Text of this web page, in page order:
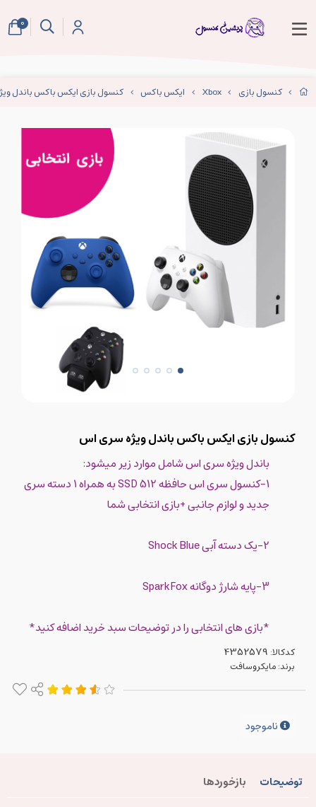
کنسول بازی Xbox ایکس باکس کنسول بازی ایکس باکس باندل
کنسول بازی ایکس باکس باندل ویژه سری اس
باندل ویژه سری اس شامل موارد زیر میشود:
1-کنسول سری اس حافظه 512 SSD به همراه 1 دسته سری
جدید و لوازم جانبی +بازی انتخابی شما
2-یک دسته آبی Shock Blue
3-پایه شارژ دوگانه SparkFox
*بازی های انتخابی را در توضیحات سبد خرید اضافه کنید*
کدکالا:
برند:مایکروسافت
ناموجود
توضیحات بازخوردها
0